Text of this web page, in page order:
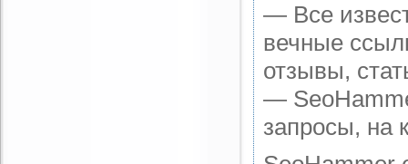
— Все
вечные
отзывы,
—
запросы, на